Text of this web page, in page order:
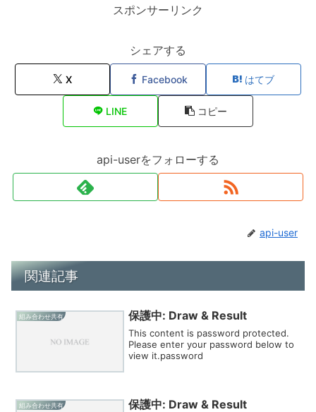
スポンサーリンク
シェアする
X Facebook はてブ
LINE コピー
api-userをフォローする
api-user
関連記事
組み合わせ共有 保護中: Draw & Result
This content is password protected.
Please enter your password below to
view it.password
組み合わせ共有 保護中: Draw & Result